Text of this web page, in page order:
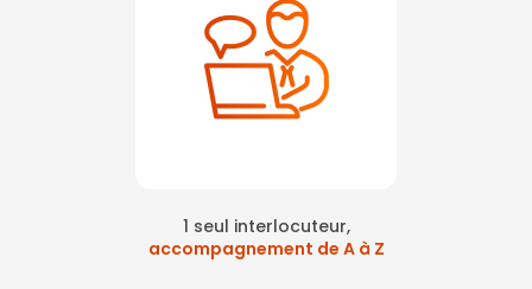
1 seul interlocuteur,
accompagnement de A à Z